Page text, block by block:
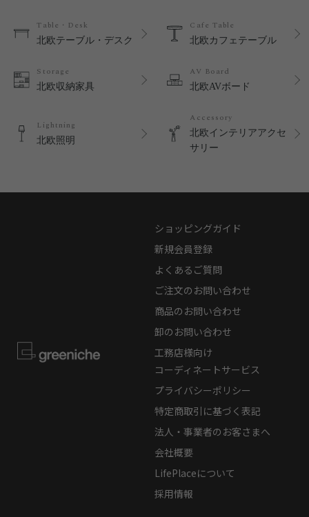
Table・Desk
北欧テーブル・デスク
Cafe Table
北欧カフェテーブル
Storage
北欧収納家具
AV Board
北欧AVボード
Lightning
北欧照明
Accessory
北欧インテリアアクセ
サリー
ショッピングガイド
新規会員登録
よくあるご質問
ご注文のお問い合わせ
商品のお問い合わせ
卸のお問い合わせ
工務店様向け
コーディネートサービス
プライバシーポリシー
特定商取引に基づく表記
法人・事業者のお客さまへ
会社概要
LifePlaceについて
採用情報